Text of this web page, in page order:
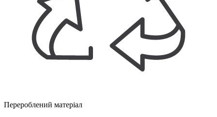
Перероблений матеріал